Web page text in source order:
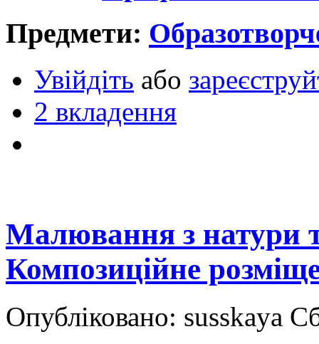
Предмети:
Увійдіть або
2 вкладення
Малювання з натури
Композиційне
Опубліковано: susskaya